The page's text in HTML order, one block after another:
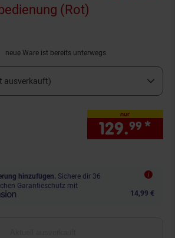
(Rot)
neue Ware ist bereits unterwegs
ausverkauft)
nur
129.99 *
hinzufügen. Sichere dir 36
Garantieschutz mit
14,99 €